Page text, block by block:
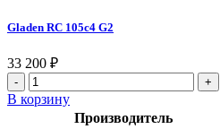
Gladen RC 105c4 G2
33 200 ₽
Количество
товара
Gladen
В корзину
Производитель